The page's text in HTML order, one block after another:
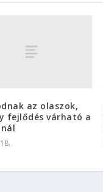
az olaszok,
fejlődés várható a